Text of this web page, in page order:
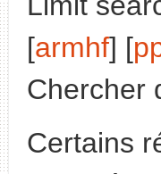
[armhf] [
Chercher
Certains